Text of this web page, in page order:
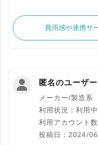
費用感や連携サ
匿名のユーザー
メーカー/製造系
利用状況：利用中
利用アカウント
投稿日：2024/